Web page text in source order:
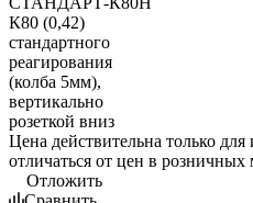
Цена действительна только
отличаться от цен в розничных
Отложить